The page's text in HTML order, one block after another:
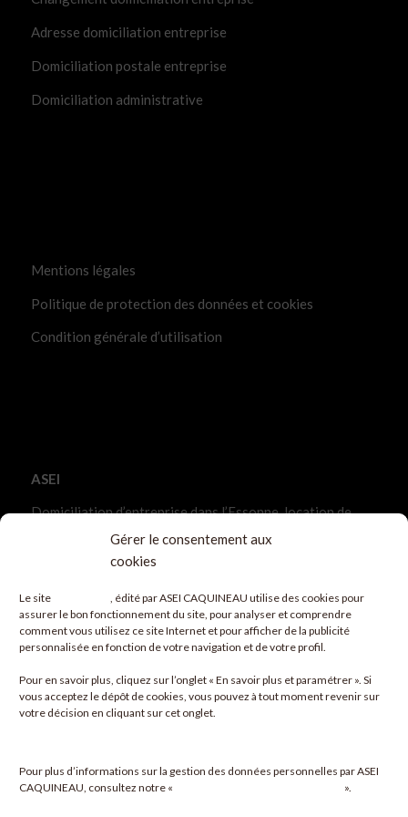
Gérer le consentement aux
cookies
Le site
, édité par ASEI CAQUINEAU utilise des cookies pour
assurer le bon fonctionnement du site, pour analyser et comprendre
comment vous utilisez ce site Internet et pour afficher de la publicité
personnalisée en fonction de votre navigation et de votre profil.
Pour en savoir plus, cliquez sur l’onglet « En savoir plus et paramétrer ». Si
vous acceptez le dépôt de cookies, vous pouvez à tout moment revenir sur
votre décision en cliquant sur cet onglet.
Pour plus d’informations sur la gestion des données personnelles par ASEI
CAQUINEAU, consultez notre «
».
Adresse domiciliation entreprise
Domiciliation postale entreprise
Domiciliation administrative
Mentions légales
Politique de protection des données et cookies
Condition générale d’utilisation
ASEI
Domiciliation d’entreprise dans l’Essonne, location de
10, Allée des Champs-Elysées
01 60 91 33 91